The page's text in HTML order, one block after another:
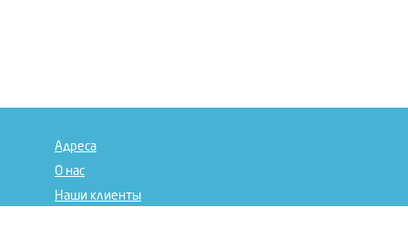
Адреса
О нас
Наши клиенты